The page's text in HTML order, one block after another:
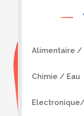
Alimentaire /
Chimie / Eau